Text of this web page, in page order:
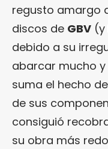
regusto amargo
discos de GBV (y
debido a su
abarcar mucho
suma el hecho
de sus
consiguió
su obra más